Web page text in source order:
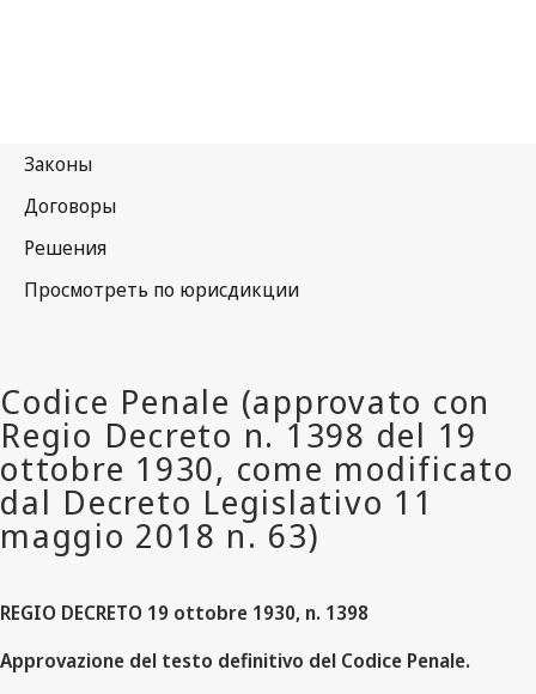
REGIO DECRETO 19 ottobre 1930, n. 1398
Approvazione del testo definitivo del Codice Penale.